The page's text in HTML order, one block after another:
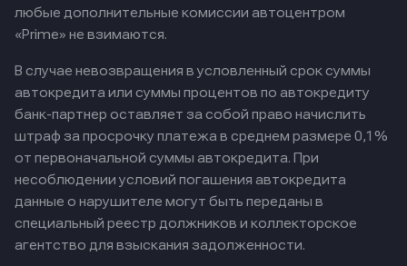
любые дополнительные комиссии автоцентром
«Prime» не взимаются.
В случае невозвращения в условленный срок суммы
автокредита или суммы процентов по автокредиту
банк-партнер оставляет за собой право начислить
штраф за просрочку платежа в среднем размере 0,1%
от первоначальной суммы автокредита. При
несоблюдении условий погашения автокредита
данные о нарушителе могут быть переданы в
специальный реестр должников и коллекторское
агентство для взыскания задолженности.